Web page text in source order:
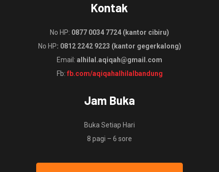
Kontak
No HP: 0877 0034 7724 (kantor cibiru)
No HP: 0812 2242 9223 (kantor gegerkalong)
Email: alhilal.aqiqah@gmail.com
Fb: fb.com/aqiqahalhilalbandung
Jam Buka
Buka Setiap Hari
8 pagi – 6 sore